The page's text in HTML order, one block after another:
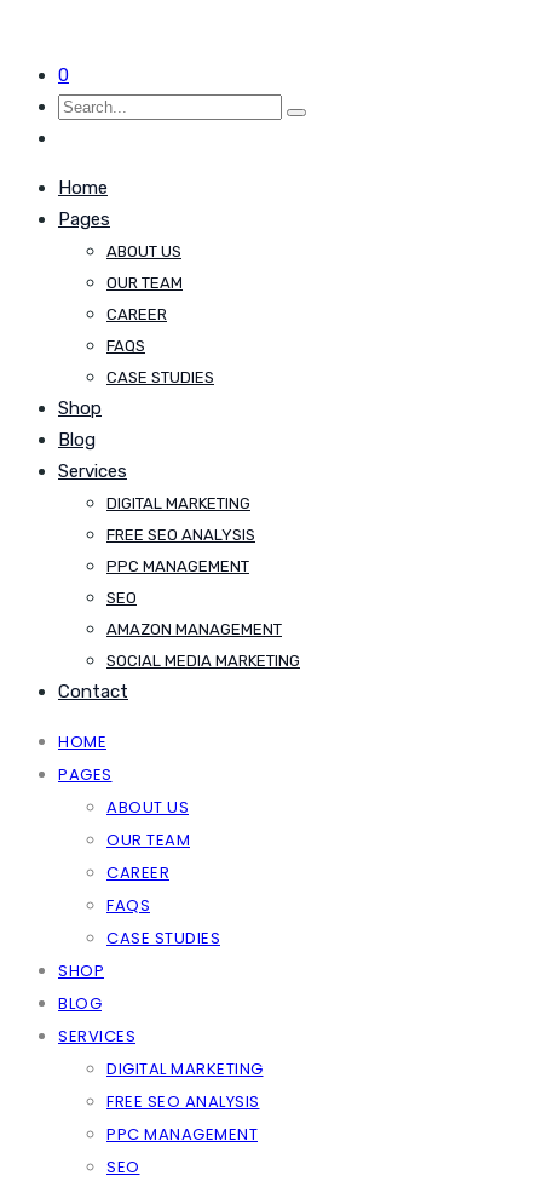
0
Home
Pages
ABOUT US
OUR TEAM
CAREER
FAQS
CASE STUDIES
Shop
Blog
Services
DIGITAL MARKETING
FREE SEO ANALYSIS
PPC MANAGEMENT
SEO
AMAZON MANAGEMENT
SOCIAL MEDIA MARKETING
Contact
HOME
PAGES
ABOUT US
OUR TEAM
CAREER
FAQS
CASE STUDIES
SHOP
BLOG
SERVICES
DIGITAL MARKETING
FREE SEO ANALYSIS
PPC MANAGEMENT
SEO